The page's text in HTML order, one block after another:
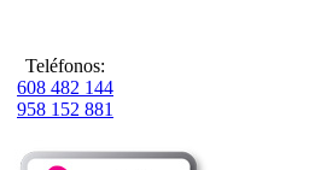
Teléfonos:
608 482 144
958 152 881